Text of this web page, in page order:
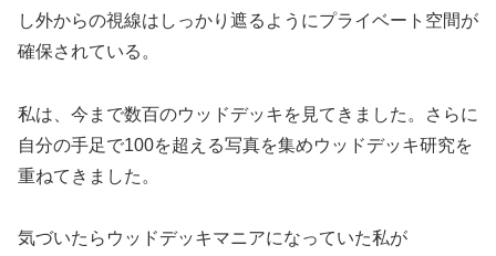
し外からの視線はしっかり遮るようにプライベート空間が
確保されている。
私は、今まで数百のウッドデッキを見てきました。さらに
自分の手足で100を超える写真を集めウッドデッキ研究を
重ねてきました。
気づいたらウッドデッキマニアになっていた私が